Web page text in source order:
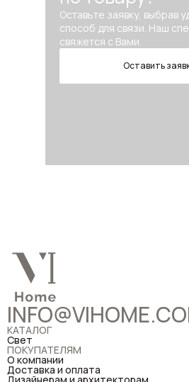
Оставьте заявку, выбрав
способ для связи. Наш
свяжется с Вами.
Оставить
КАТАЛОГ
Свет
ПОКУПАТЕЛЯМ
О компании
Доставка и оплата